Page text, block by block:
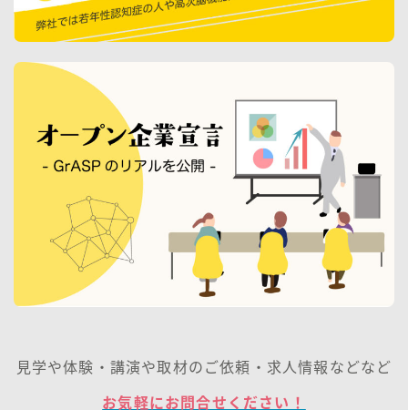
見学や体験・講演や取材のご依頼・求人情報などなど
お気軽にお問合せください！